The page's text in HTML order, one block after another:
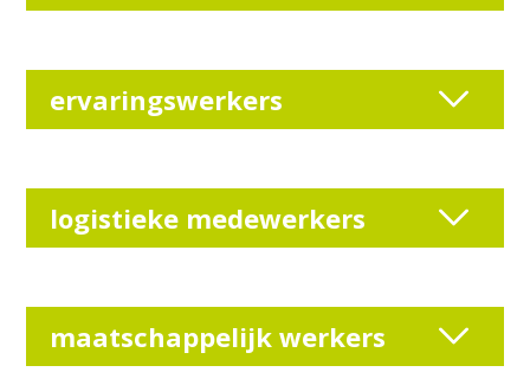
ervaringswerkers
logistieke medewerkers
maatschappelijk werkers